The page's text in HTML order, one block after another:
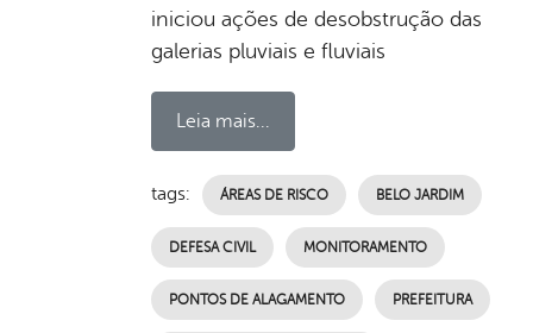
iniciou ações de desobstrução das
galerias pluviais e fluviais
Leia mais...
tags: ÁREAS DE RISCO BELO JARDIM
DEFESA CIVIL MONITORAMENTO
PONTOS DE ALAGAMENTO PREFEITURA